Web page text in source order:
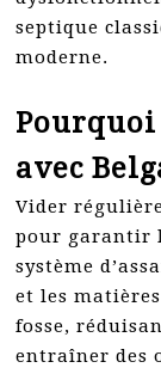
septique
moderne.
avec
Vider
pour garantir
système
et les
fosse,
entraîner des